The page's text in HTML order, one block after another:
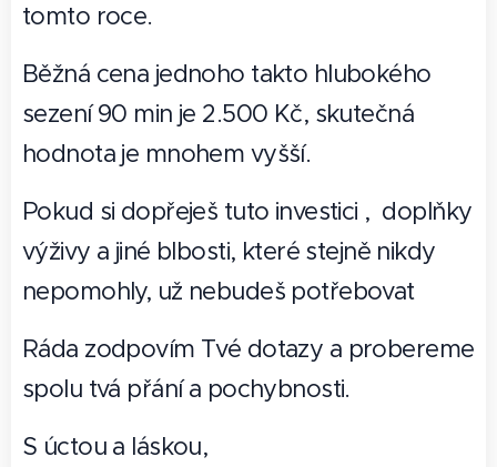
tomto roce.
Běžná cena jednoho takto hlubokého
sezení 90 min je 2.500 Kč, skutečná
hodnota je mnohem vyšší.
Pokud si dopřeješ tuto investici , doplňky
výživy a jiné blbosti, které stejně nikdy
nepomohly, už nebudeš potřebovat 😃
Ráda zodpovím Tvé dotazy a probereme
spolu tvá přání a pochybnosti.
S úctou a láskou,